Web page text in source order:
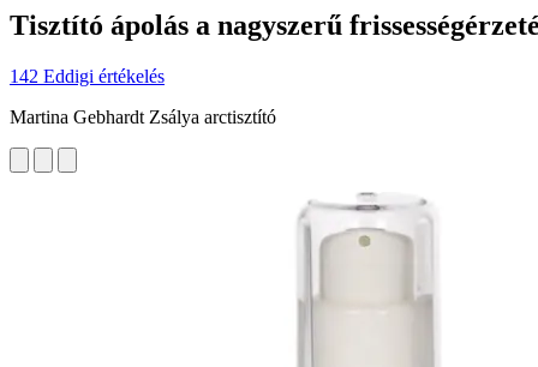
Tisztító ápolás a nagyszerű
142 Eddigi értékelés
Martina Gebhardt Zsálya arctisztító